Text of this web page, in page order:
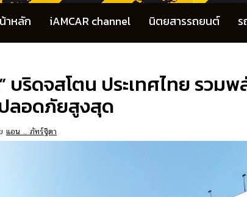
าหลัก iAMCAR channel นิตยสารรถยนต์
บริดจสโตน ประเทศไทย รว
ลอดภัยสูงสุด
แอน .. ภัทร์ฐิตา